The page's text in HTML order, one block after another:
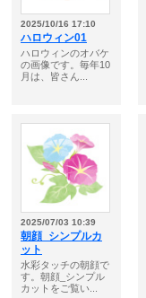
2025/10/16 17:10
ハロウィン01
ハロウィンのオバケ
の画像です。毎年10
月は、皆さん...
2025/07/03 10:39
朝顔_シンプルカ
ット
水彩タッチの朝顔で
す。朝顔_シンプル
カットをご覧い...